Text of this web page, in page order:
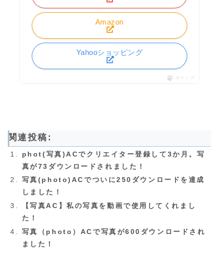
Amazon
Yahooショッピング
ポチップ
関連投稿:
phot(写真)ACでクリエイター登録して3か月。写
真が73ダウンロードされました！
写真(photo)ACでついに250ダウンロードを達成
しました！
【写真AC】私の写真を動画で使用してくれまし
た！
写真（photo）ACで写真が600ダウンロードされ
ました！